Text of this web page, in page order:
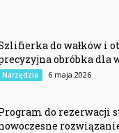
do wałków i
obróbka dla
Narzędzia 6 maja 2026
do rezerwacji